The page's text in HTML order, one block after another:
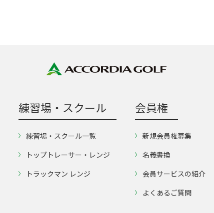
練習場・スクール
練習場・スクール一覧
トップトレーサー・レンジ
トラックマン レンジ
会員権
新規会員権募集
名義書換
会員サービスの紹介
よくあるご質問